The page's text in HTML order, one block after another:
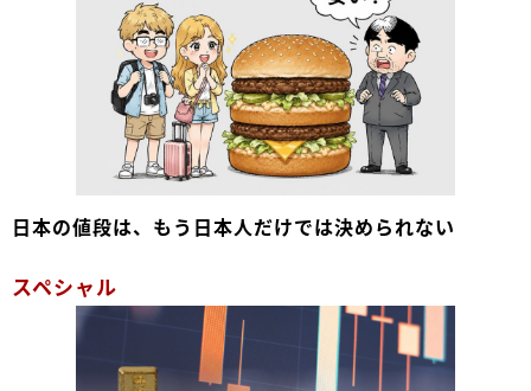
日本の値段は、もう日本人だけでは決められない
スペシャル